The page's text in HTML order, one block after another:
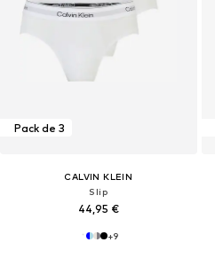
Pack de 3
CALVIN KLEIN
Slip
44,95 €
+9